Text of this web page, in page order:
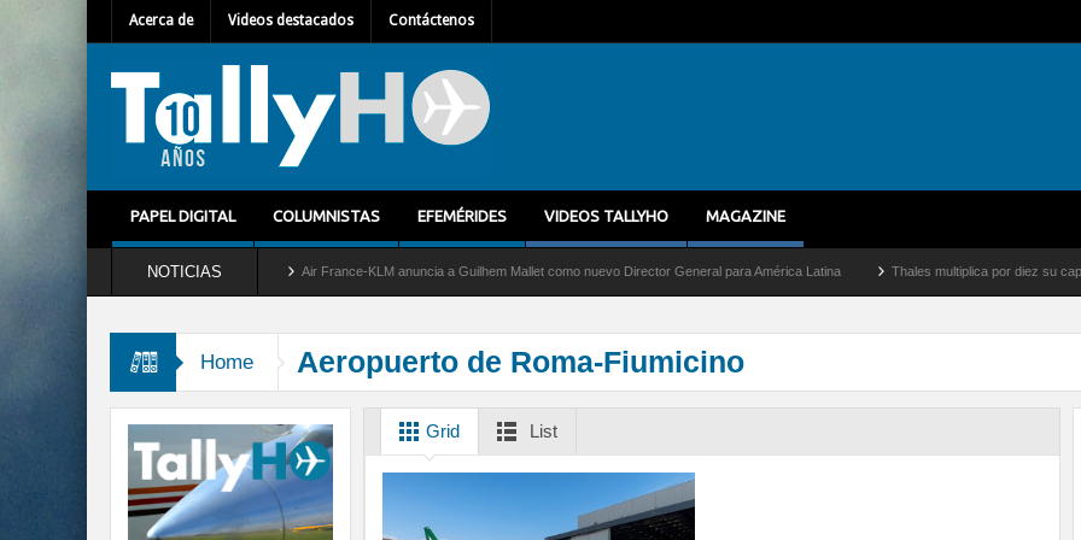
Acerca de Videos destacados Contáctenos
PAPEL DIGITAL COLUMNISTAS EFEMÉRIDES VIDEOS TALLYHO MAGAZINE
NOTICIAS
del servicio al C-2 Greyhound Air France-KLM anuncia a Guilhem Mallet como nuevo Director General para América Latina Thales multiplica por diez su capacidad
Home Aeropuerto de Roma-Fiumicino
Grid List